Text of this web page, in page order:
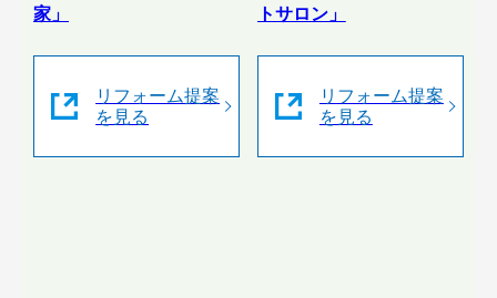
家」
リフォーム提案
を見る
トサロン」
リフォーム提案
を見る